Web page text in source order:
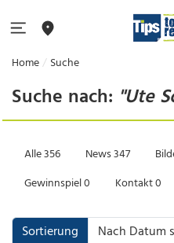
Home Suche
Suche nach: "Ute
Alle356 News347
Gewinnspiel0 Kontakt0
Sortierung